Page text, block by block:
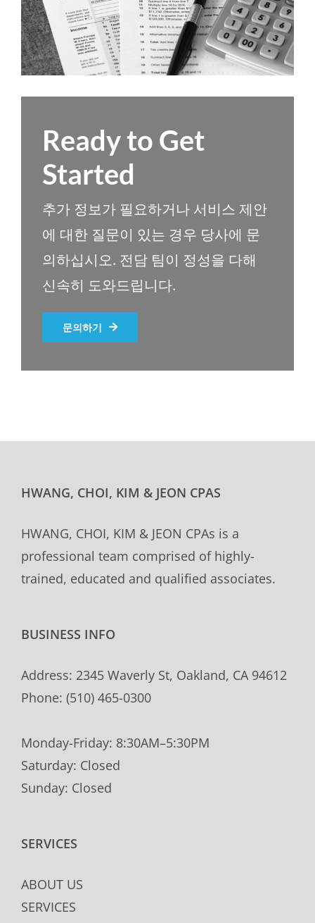
Ready to Get
Started
추가 정보가 필요하거나 서비스 제안
에 대한 질문이 있는 경우 당사에 문
의하십시오. 전담 팀이 정성을 다해
신속히 도와드립니다.
문의하기
HWANG, CHOI, KIM & JEON CPAS
HWANG, CHOI, KIM & JEON CPAs is a
professional team comprised of highly-
trained, educated and qualified associates.
BUSINESS INFO
Address: 2345 Waverly St, Oakland, CA 94612
Phone: (510) 465-0300
Monday-Friday: 8:30AM–5:30PM
Saturday: Closed
Sunday: Closed
SERVICES
ABOUT US
SERVICES